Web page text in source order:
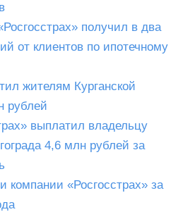
получил в два
от клиентов по ипотечному
жителям Курганской
рублей
выплатил владельцу
4,6 млн рублей за
компании «Росгосстрах» за